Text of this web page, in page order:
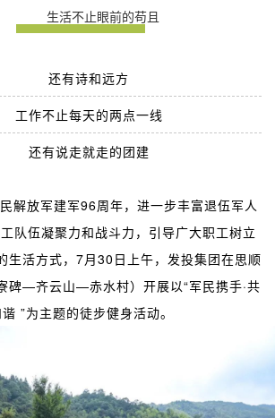
生活不止眼前的苟且
还有诗和远方
工作不止每天的两点一线
还有说走就走的团建
解放军建军96周年，进一步丰富退伍军人
队伍凝聚力和战斗力，引导广大职工树立
生活方式，7月30日上午，发投集团在思顺
碑—齐云山—赤水村）开展以“军民携手·共
”为主题的徒步健身活动。